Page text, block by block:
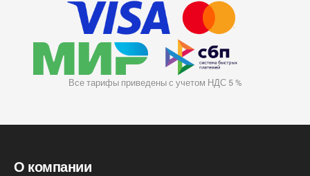
Все тарифы приведены с учетом НДС 5 %
О компании